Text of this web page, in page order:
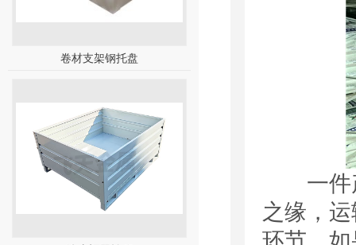
卷材支架钢托盘
一件产
之缘，